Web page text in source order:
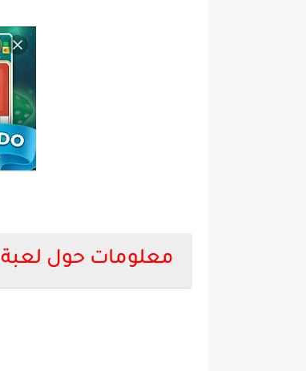
معلومات حول لعبة Yalla Ludo مهكرة apk برابط مباشر 2022